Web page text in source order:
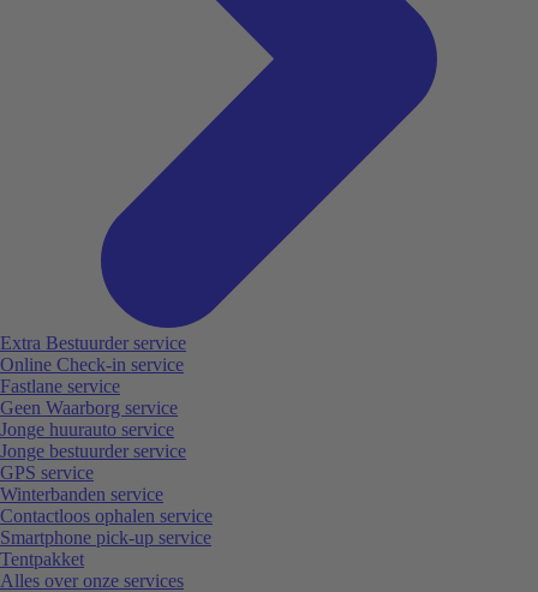
Extra Bestuurder service
Online Check-in service
Fastlane service
Geen Waarborg service
Jonge huurauto service
Jonge bestuurder service
GPS service
Winterbanden service
Contactloos ophalen service
Smartphone pick-up service
Tentpakket
Alles over onze services